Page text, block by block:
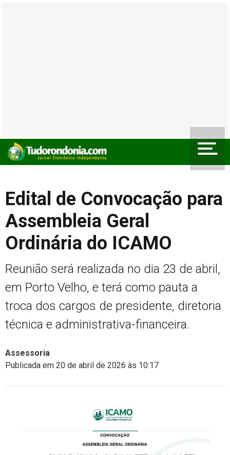
Edital de Convocação para
Assembleia Geral
Ordinária do ICAMO
Reunião será realizada no dia 23 de abril,
em Porto Velho, e terá como pauta a
troca dos cargos de presidente, diretoria
técnica e administrativa-financeira.
Assessoria
Publicada em 20 de abril de 2026 às 10:17